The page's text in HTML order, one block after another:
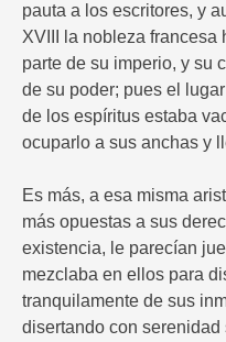
pauta a los escritores, y
XVIII la nobleza francesa
parte de su imperio, y su
de su poder; pues el
de los espíritus estaba
ocuparlo a sus anchas y
Es más, a esa misma
más opuestas a sus
existencia, le parecían
mezclaba en ellos para
tranquilamente de sus
disertando con